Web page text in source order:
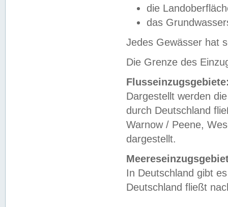
die
das
Jedes Gewässer hat
Die Grenze des
Dargestellt werden
durch Deutschland
Warnow / Peene,
dargestellt.
In Deutschland gibt
Deutschland fließt